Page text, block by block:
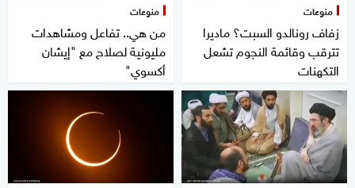
منوعات
زفاف رونالدو السبت؟ ماديرا
تترقب وقائمة النجوم تشعل
التكهنات
منوعات
من هي.. تفاعل ومشاهدات
مليونية لصلاح مع "إيشان
أكسوي"